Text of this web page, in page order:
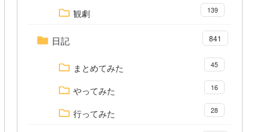
観劇 139
日記 841
まとめてみた 45
やってみた 16
行ってみた 28